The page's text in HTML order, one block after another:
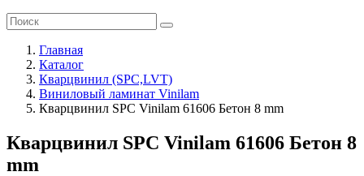
Главная
Каталог
Кварцвинил (SPC,LVT)
Виниловый ламинат Vinilam
Кварцвинил SPC Vinilam 61606 Бетон 8 mm
Кварцвинил SPC Vinilam 61606 Бетон 8
mm